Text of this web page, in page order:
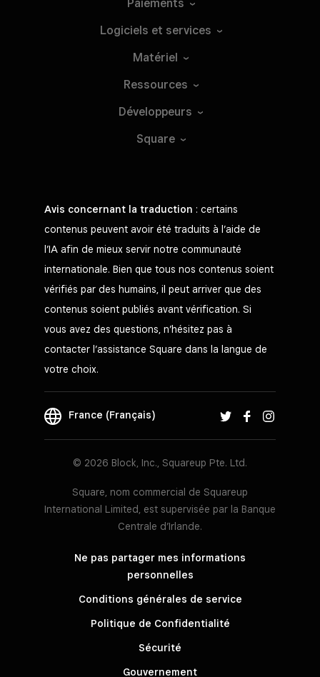
Paiements
Logiciels et services
Matériel
Ressources
Développeurs
Square
Avis concernant la traduction : certains
contenus peuvent avoir été traduits à l’aide de
l’IA afin de mieux servir notre communauté
internationale. Bien que tous nos contenus soient
vérifiés par des humains, il peut arriver que des
contenus soient publiés avant vérification. Si
vous avez des questions, n’hésitez pas à
contacter l’assistance Square dans la langue de
votre choix.
France (Français)
© 2026 Block, Inc., Squareup Pte. Ltd.
Square, nom commercial de Squareup
International Limited, est supervisée par la Banque
Centrale d’Irlande.
Ne pas partager mes informations
personnelles
Conditions générales de service
Politique de Confidentialité
Sécurité
Gouvernement